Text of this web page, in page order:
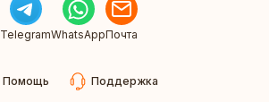
TelegramWhatsAppПочта
Помощь Поддержка